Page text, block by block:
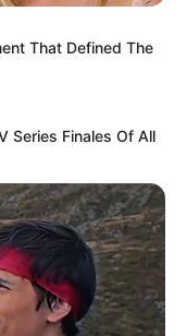
That Defined The
Series Finales Of All